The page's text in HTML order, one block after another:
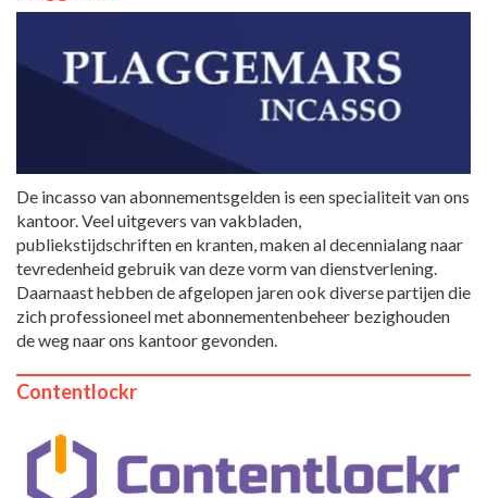
De incasso van abonnementsgelden is een specialiteit van ons
kantoor. Veel uitgevers van vakbladen,
publiekstijdschriften en kranten, maken al decennialang naar
tevredenheid gebruik van deze vorm van dienstverlening.
Daarnaast hebben de afgelopen jaren ook diverse partijen die
zich professioneel met abonnementenbeheer bezighouden
de weg naar ons kantoor gevonden.
Contentlockr